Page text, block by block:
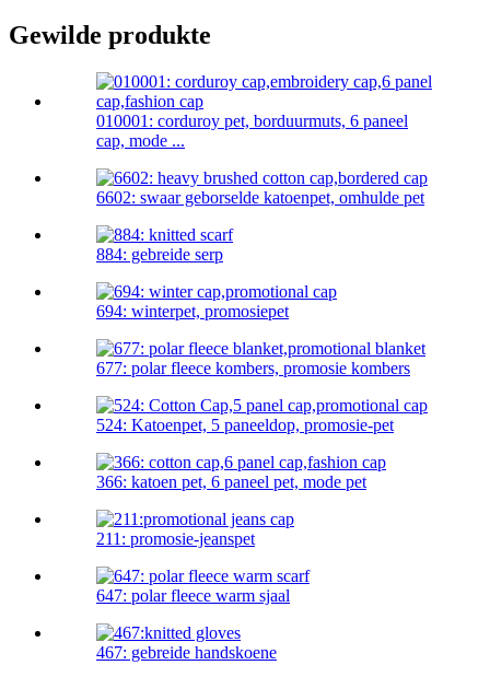
Gewilde produkte
010001: corduroy pet, borduurmuts, 6 paneel
cap, mode ...
6602: swaar geborselde katoenpet, omhulde pet
884: gebreide serp
694: winterpet, promosiepet
677: polar fleece kombers, promosie kombers
524: Katoenpet, 5 paneeldop, promosie-pet
366: katoen pet, 6 paneel pet, mode pet
211: promosie-jeanspet
647: polar fleece warm sjaal
467: gebreide handskoene